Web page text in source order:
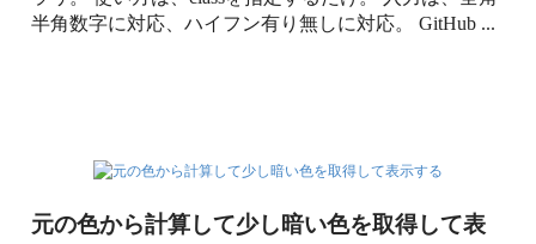
半角数字に対応、ハイフン有り無しに対応。 GitHub ...
元の色から計算して少し暗い色を取得して表